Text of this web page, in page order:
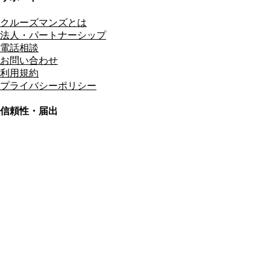
クルーズマンズとは
法人・パートナーシップ
電話相談
お問い合わせ
利用規約
プライバシーポリシー
信頼性・届出